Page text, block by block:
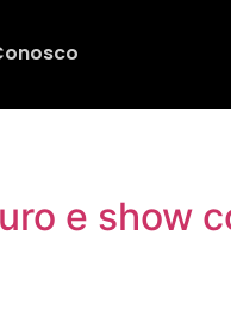
e show